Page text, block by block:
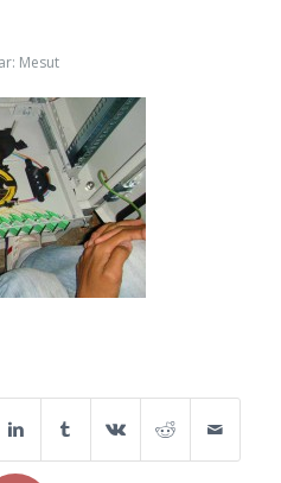
Mesut